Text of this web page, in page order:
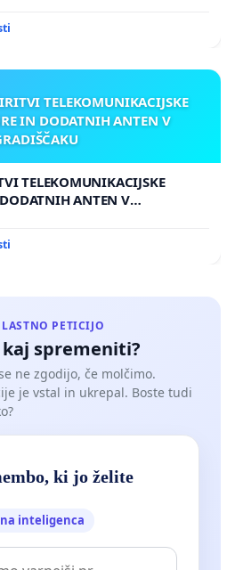
TELEKOMUNIKACIJSKE
IN DODATNIH ANTEN V
TELEKOMUNIKACIJSKE
ANTEN V
PETICIJO
spremeniti?
ne zgodijo, če molčimo.
je vstal in ukrepal. Boste tudi
ki jo želite
inteligenca